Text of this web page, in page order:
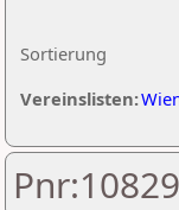
Sortierung
Vereinslisten: